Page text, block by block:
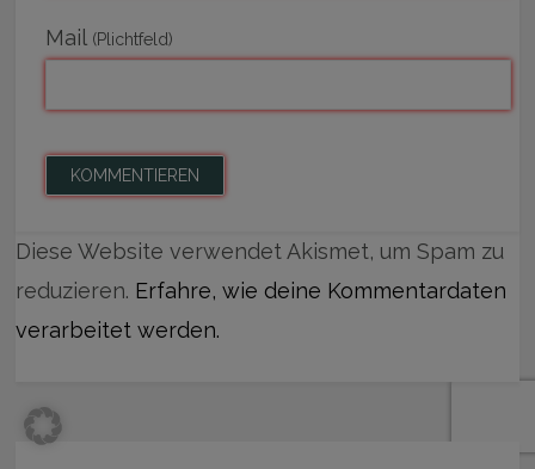
Mail (Plichtfeld)
Diese Website verwendet Akismet, um Spam zu
reduzieren. Erfahre, wie deine Kommentardaten
verarbeitet werden.